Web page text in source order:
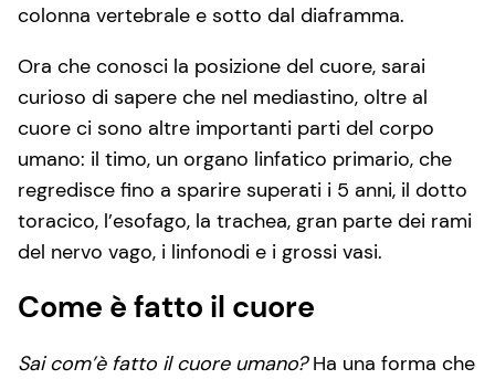
colonna vertebrale e sotto dal diaframma.
Ora che conosci la posizione del cuore, sarai
curioso di sapere che nel mediastino, oltre al
cuore ci sono altre importanti parti del corpo
umano: il timo, un organo linfatico primario, che
regredisce fino a sparire superati i 5 anni, il dotto
toracico, l’esofago, la trachea, gran parte dei rami
del nervo vago, i linfonodi e i grossi vasi.
Come è fatto il cuore
Sai com’è fatto il cuore umano?Ha una forma che